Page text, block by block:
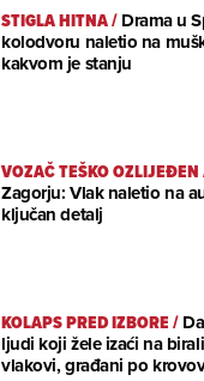
STIGLA HITNA/Drama u
kolodvoru naletio na
kakvom je stanju
VOZAČ TEŠKO OZLIJEĐEN
Zagorju: Vlak naletio na
ključan detalj
KOLAPS PRED IZBORE/
ljudi koji žele izaći na
vlakovi, građani po